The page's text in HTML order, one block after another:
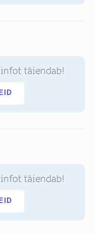
infot täiendab!
infot täiendab!